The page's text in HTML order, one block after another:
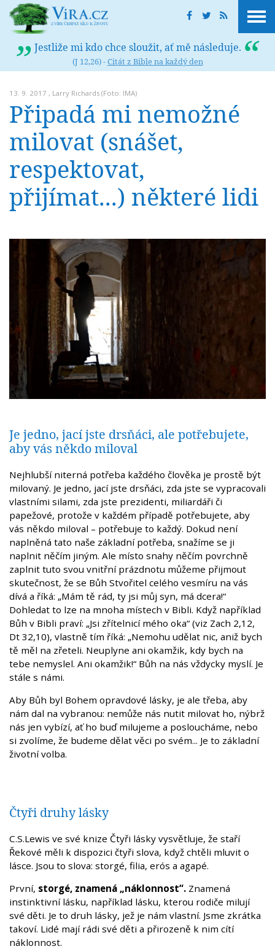
Jestliže mi kdo chce sloužit, ať mě následuje.
(J 12,26) -Citát z Bible na každý den
13. 9. 2017 , Larry Richards (Foto: IMA)
Připadá mi nemožné
milovat (snášet,
respektovat,
přijímat...) některé lidi
Je jedno, jací jste drsňáci, ale potřebujete,
aby vás někdo miloval
Nejhlubší niterná potřeba každého člověka je prostě být
milovaný. Je jedno, jací jste drsňáci, zda jste se vypracovali
vlastními silami, zda jste prezidenti, miliardáři či
papežové, protože v každém případě potřebujete, aby
vás někdo miloval – potřebuje to každý. Dokud není
naplněná tato naše základní potřeba, snažíme se ji
naplnit něčím jiným. Ale místo snahy něčím povrchně
zaplnit tuto svou vnitřní prázdnotu můžeme přijmout
skutečnost, že se Bůh Stvořitel celého vesmíru na vás
dívá a říká: „Mám tě rád, ty jsi můj syn, má dcera!“
Dohledat to lze na mnoha místech v Bibli. Když například
Bůh v Bibli praví: „Jsi zřítelnicí mého oka“ (viz Zach 2,12,
Dt 32,10), vlastně tím říká: „Nemohu udělat nic, aniž bych
tě měl na zřeteli. Neuplyne ani okamžik, kdy bych na
tebe nemyslel. Ani okamžik!“ Bůh na nás vždycky myslí. Je
stále s námi.
Aby Bůh byl Bohem opravdové lásky, je ale třeba, aby
nám dal na vybranou: nemůže nás nutit milovat ho, nýbrž
nás jen vybízí, ať ho buď milujeme a posloucháme, nebo
si zvolíme, že budeme dělat věci po svém... Je to základní
životní volba.
Čtyři druhy lásky
C.S.Lewis ve své knize Čtyři lásky vysvětluje, že staří
Řekové měli k dispozici čtyři slova, když chtěli mluvit o
lásce. Jsou to slova: storgé, filia, erós a agapé.
První, storgé, znamená „náklonnost“. Znamená
instinktivní lásku, například lásku, kterou rodiče milují
své děti. Je to druh lásky, jež je nám vlastní. Jsme zkrátka
takoví. Lidé mají rádi své děti a přirozeně k nim cítí
náklonnost.